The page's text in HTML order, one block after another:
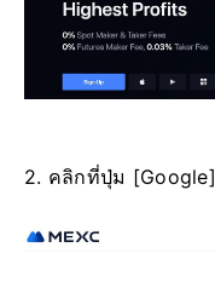
2. คลิกที่ปุ่ม [Google]